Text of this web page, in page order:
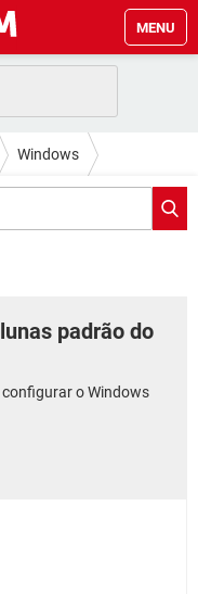
MENU
Windows
padrão do
o Windows